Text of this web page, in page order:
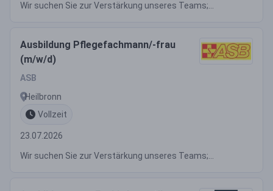
Wir suchen Sie zur Verstärkung unseres Teams;...
Ausbildung Pflegefachmann/-frau
(m/w/d)
ASB
Heilbronn
Vollzeit
23.07.2026
Wir suchen Sie zur Verstärkung unseres Teams;...